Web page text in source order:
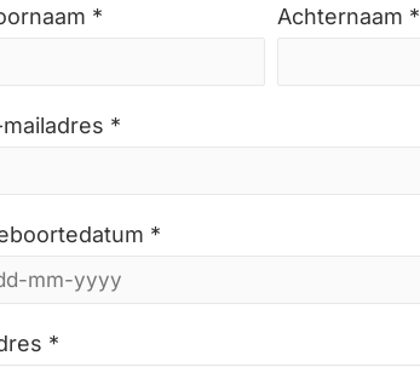
* Achternaam *
*
*
*